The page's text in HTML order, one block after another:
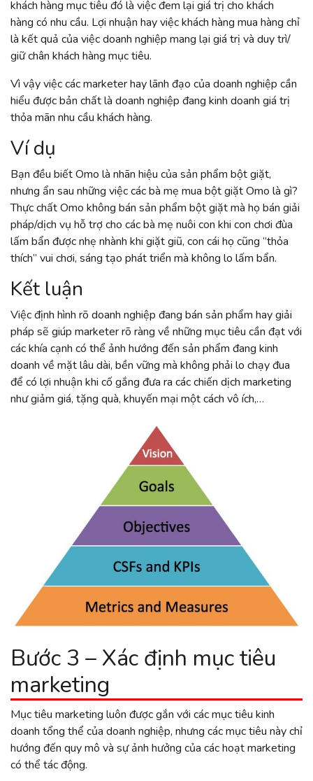
khách hàng mục tiêu đó là việc đem lại giá trị cho khách
hàng có nhu cầu. Lợi nhuận hay việc khách hàng mua hàng chỉ
là kết quả của việc doanh nghiệp mang lại giá trị và duy trì/
giữ chân khách hàng mục tiêu.
Vì vậy việc các marketer hay lãnh đạo của doanh nghiệp cần
hiểu được bản chất là doanh nghiệp đang kinh doanh giá trị
thỏa mãn nhu cầu khách hàng.
Ví dụ
Bạn đều biết Omo là nhãn hiệu của sản phẩm bột giặt,
nhưng ẩn sau những việc các bà mẹ mua bột giặt Omo là gì?
Thực chất Omo không bán sản phẩm bột giặt mà họ bán giải
pháp/dịch vụ hỗ trợ cho các bà mẹ nuôi con khi con chơi đùa
lấm bẩn được nhẹ nhành khi giặt giũ, con cái họ cũng “thỏa
thích” vui chơi, sáng tạo phát triển mà không lo lấm bẩn.
Kết luận
Việc định hình rõ doanh nghiệp đang bán sản phẩm hay giải
pháp sẽ giúp marketer rõ ràng về những mục tiêu cần đạt với
các khía cạnh có thể ảnh hướng đến sản phẩm đang kinh
doanh về mặt lâu dài, bền vững mà không phải lo chạy đua
để có lợi nhuận khi cố gắng đưa ra các chiến dịch marketing
như giảm giá, tặng quà, khuyến mại một cách vô ích,…
Bước 3 – Xác định mục tiêu
marketing
Mục tiêu marketing luôn được gắn với các mục tiêu kinh
doanh tổng thể của doanh nghiệp, nhưng các mục tiêu này chỉ
hướng đến quy mô và sự ảnh hưởng của các hoạt marketing
có thể tác động.